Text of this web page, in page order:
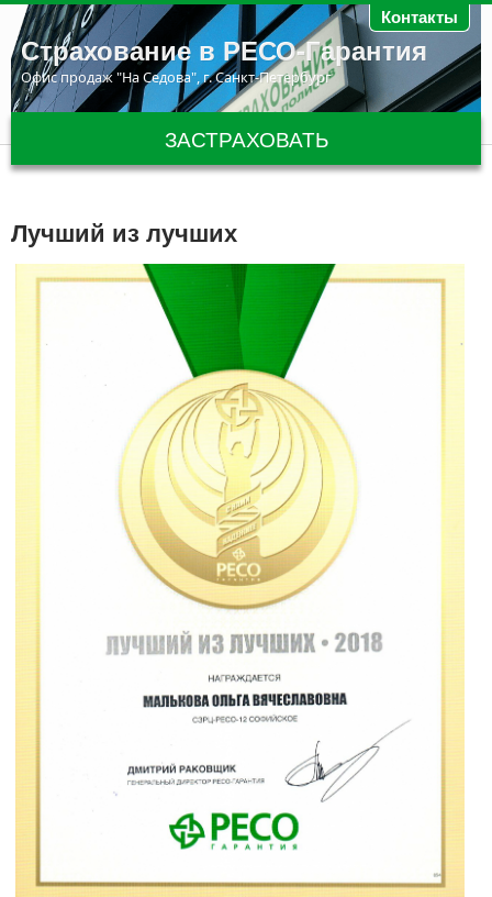
Перейти к основному содержанию Контакты
Страхование в РЕСО-Гарантия
Офис продаж "На Седова", г. Санкт-Петербург
ЗАСТРАХОВАТЬ
Лучший из лучших